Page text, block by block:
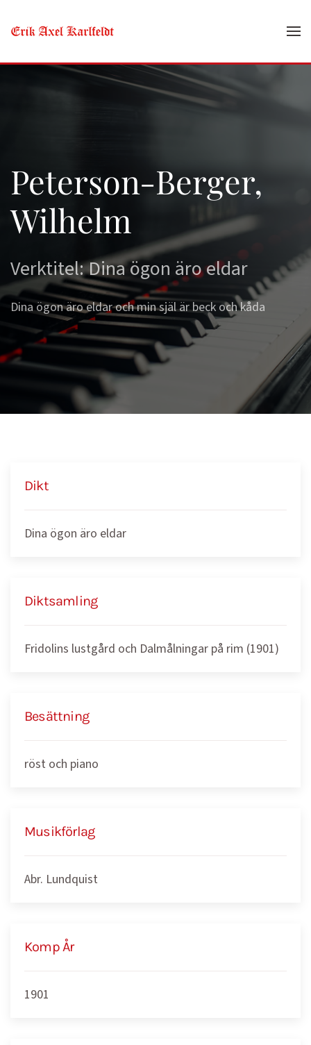
Skip to main content
Peterson-Berger,
Wilhelm
Verktitel: Dina ögon äro eldar
Dina ögon äro eldar och min själ är beck och kåda
Dikt
Dina ögon äro eldar
Diktsamling
Fridolins lustgård och Dalmålningar på rim (1901)
Besättning
röst och piano
Musikförlag
Abr. Lundquist
Komp År
1901